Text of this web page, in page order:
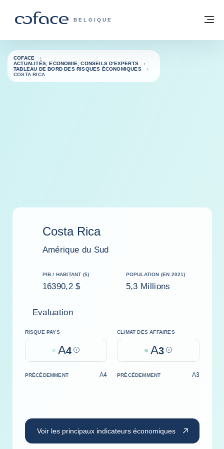
COFACE, FOR TRADE - PAGE
BELGIQUE
Retour à la page d'accueil
COFACE
ACTUALITÉS, ECONOMIE, CONSEILS D'EXPERTS
TABLEAU DE BORD DES RISQUES ÉCONOMIQUES
COSTA RICA
Costa Rica
Amérique du Sud
PIB / HABITANT ($)
16390,2 $
POPULATION (EN 2021)
5,3 Millions
Evaluation
RISQUE PAYS
A4 Help
CLIMAT DES AFFAIRES
A3 Help
PRÉCÉDEMMENT A4 PRÉCÉDEMMENT A3
Voir les principaux indicateurs économiques